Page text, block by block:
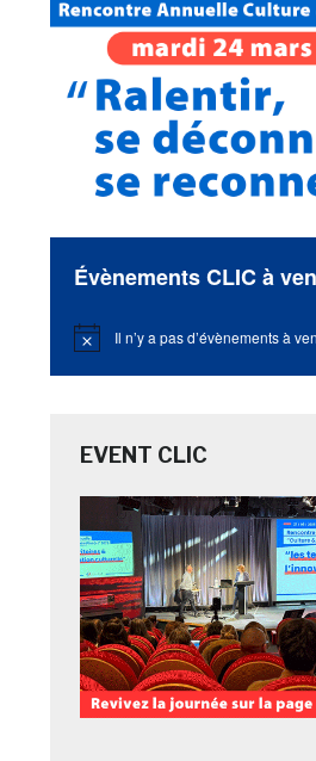
Évènements CLIC à
Notice Il n’y a pas d’évènements à
EVENT CLIC